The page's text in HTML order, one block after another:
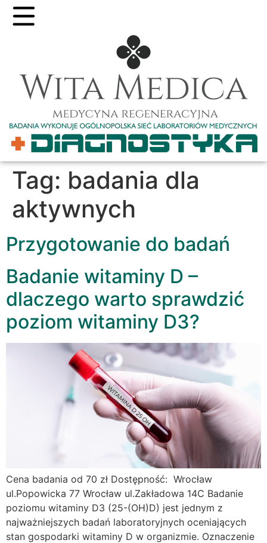
Tag: badania dla
aktywnych
Przygotowanie do badań
Badanie witaminy D –
dlaczego warto sprawdzić
poziom witaminy D3?
Cena badania od 70 zł Dostępność: Wrocław
ul.Popowicka 77 Wrocław ul.Zakładowa 14C Badanie
poziomu witaminy D3 (25-(OH)D) jest jednym z
najważniejszych badań laboratoryjnych oceniających
stan gospodarki witaminy D w organizmie. Oznaczenie